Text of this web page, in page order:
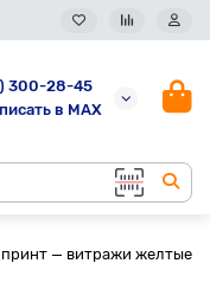
300-28-45
в MAX
— витражи желтые